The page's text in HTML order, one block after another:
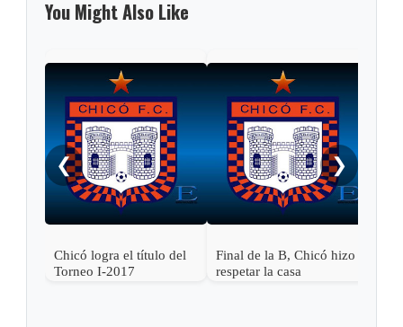
You Might Also Like
❮
Chicó logra el título del
Torneo I-2017
Final de la B, Chicó hizo
respetar la casa
❯